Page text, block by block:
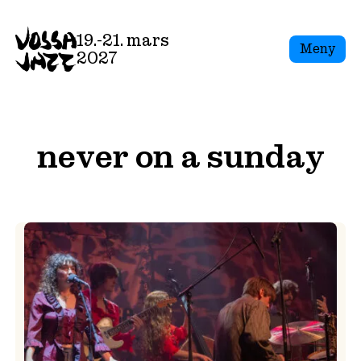
to
content
19.-21. mars
2027
Meny
never on a sunday